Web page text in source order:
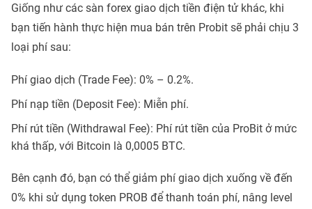
Giống như các sàn forex giao dịch tiền điện tử khác, khi
bạn tiến hành thực hiện mua bán trên Probit sẽ phải chịu 3
loại phí sau:
Phí giao dịch (Trade Fee): 0% – 0.2%.
Phí nạp tiền (Deposit Fee): Miễn phí.
Phí rút tiền (Withdrawal Fee): Phí rút tiền của ProBit ở mức
khá thấp, với Bitcoin là 0,0005 BTC.
Bên cạnh đó, bạn có thể giảm phí giao dịch xuống về đến
0% khi sử dụng token PROB để thanh toán phí, nâng level